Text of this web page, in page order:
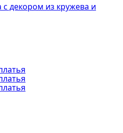
с декором из кружева и